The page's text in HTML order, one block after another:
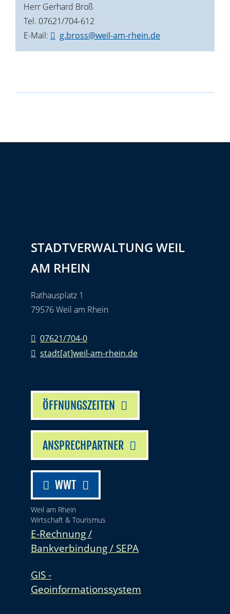
Herr Gerhard Broß
Tel. 07621/704-612
E-Mail:
g.bross@weil-am-rhein.de
STADTVERWALTUNG WEIL
AM RHEIN
Rathausplatz 1
79576 Weil am Rhein
07621/704-0
stadt[at]weil-am-rhein.de
ÖFFNUNGSZEITEN
ANSPRECHPARTNER
WWT
Weil am Rhein
Wirtschaft & Tourismus
E-Rechnung /
Bankverbindung / SEPA
GIS -
Geoinformationssystem